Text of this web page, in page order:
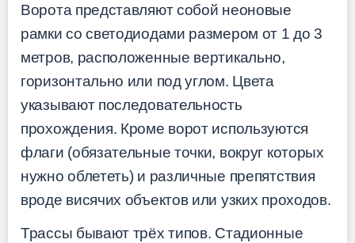
Ворота представляют собой неоновые
рамки со светодиодами размером от 1 до 3
метров, расположенные вертикально,
горизонтально или под углом. Цвета
указывают последовательность
прохождения. Кроме ворот используются
флаги (обязательные точки, вокруг которых
нужно облететь) и различные препятствия
вроде висячих объектов или узких проходов.
Трассы бывают трёх типов. Стадионные